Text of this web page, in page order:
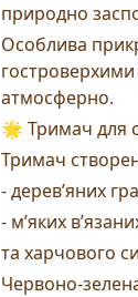
природно
Особлива
атмосферно.
🌟 Тримач для
Тримач
- дерев’яних
- м’яких
та харчового
Червоно-